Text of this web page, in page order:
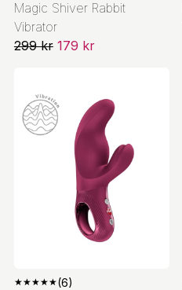
Magic Shiver Rabbit
Vibrator
299 kr 179 kr
★★★★★(6)